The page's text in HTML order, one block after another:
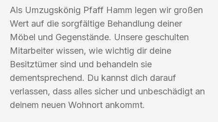
Als Umzugskönig Pfaff Hamm legen wir großen
Wert auf die sorgfältige Behandlung deiner
Möbel und Gegenstände. Unsere geschulten
Mitarbeiter wissen, wie wichtig dir deine
Besitztümer sind und behandeln sie
dementsprechend. Du kannst dich darauf
verlassen, dass alles sicher und unbeschädigt an
deinem neuen Wohnort ankommt.